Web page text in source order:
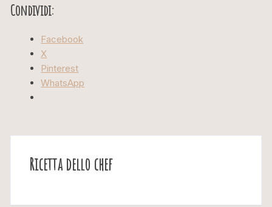
Condividi:
Facebook
X
Pinterest
WhatsApp
Ricetta dello chef